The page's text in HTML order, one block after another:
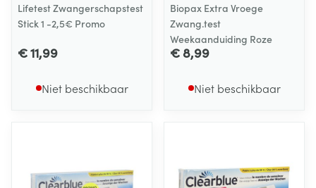
Lifetest Zwangerschapstest
Stick 1 -2,5€ Promo
€ 11,99
Niet beschikbaar
Biopax Extra Vroege
Zwang.test
Weekaanduiding Roze
€ 8,99
Niet beschikbaar